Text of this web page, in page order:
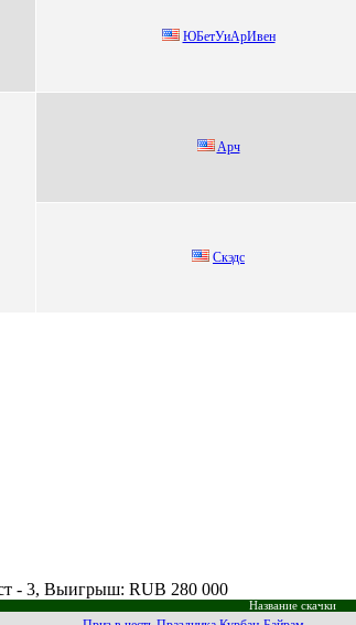
ЮБетУиАpИвен
Aрч
Cкэдc
- 3, Выигрыш: RUB 280 000
Название скачки